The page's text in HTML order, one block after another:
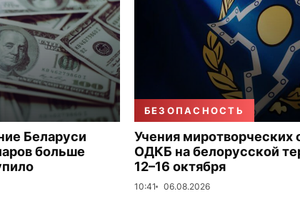
Беларуси
больше
БЕЗОПАСНОСТЬ
Учения
ОДКБ на белорусской
12–16 октября
10:41 06.08.2026